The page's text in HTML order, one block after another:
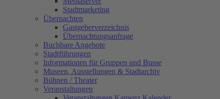
Stadtmarketing
Übernachten
Gastgeberverzeichnis
Übernachtungsanfrage
Buchbare Angebote
Stadtführungen
Informationen für Gruppen und Busse
Museen, Ausstellungen & Stadtarchiv
Bühnen / Theater
Veranstaltungen